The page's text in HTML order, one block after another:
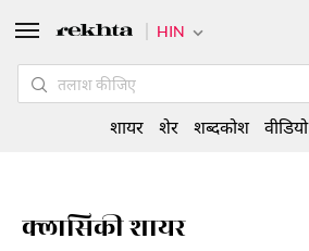
क्लासिकी शायर
HIN
शायर शेर शब्दकोश वीडियो